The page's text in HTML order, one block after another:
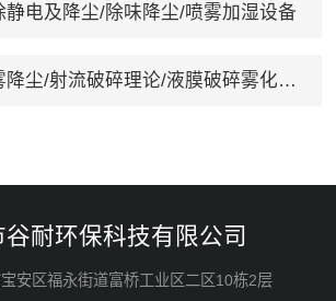
静电及降尘/除味降尘/喷雾加湿设备
尘/射流破碎理论/液膜破碎雾化理论
谷耐环保科技有限公司
安区福永街道富桥工业区二区10栋2层